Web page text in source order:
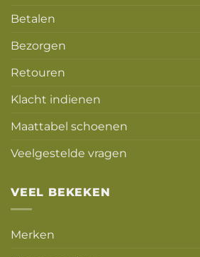
Betalen
Bezorgen
Retouren
Klacht indienen
Maattabel schoenen
Veelgestelde vragen
VEEL BEKEKEN
Merken